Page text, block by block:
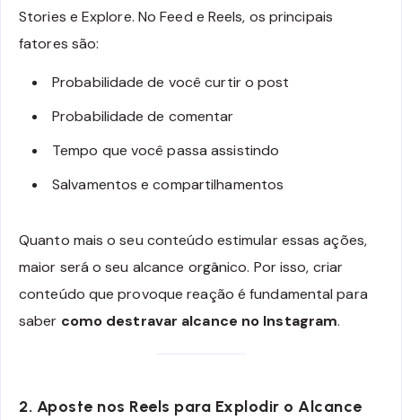
Stories e Explore. No Feed e Reels, os principais
fatores são:
Probabilidade de você curtir o post
Probabilidade de comentar
Tempo que você passa assistindo
Salvamentos e compartilhamentos
Quanto mais o seu conteúdo estimular essas ações,
maior será o seu alcance orgânico. Por isso, criar
conteúdo que provoque reação é fundamental para
saber como destravar alcance no Instagram.
2. Aposte nos Reels para Explodir o Alcance